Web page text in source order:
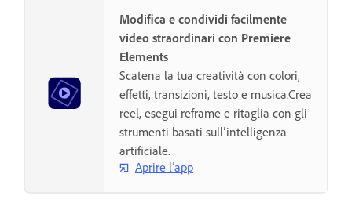
Modifica e condividi facilmente
video straordinari con Premiere
Elements
Scatena la tua creatività con colori,
effetti, transizioni, testo e musica.Crea
reel, esegui reframe e ritaglia con gli
strumenti basati sull’intelligenza
artificiale.
Aprire l’app